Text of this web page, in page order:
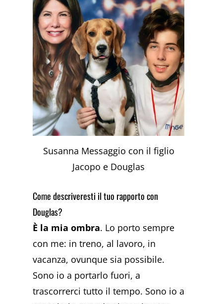
Susanna Messaggio con il figlio
Jacopo e Douglas
Come descriveresti il tuo rapporto con
Douglas?
È la mia ombra. Lo porto sempre
con me: in treno, al lavoro, in
vacanza, ovunque sia possibile.
Sono io a portarlo fuori, a
trascorrerci tutto il tempo. Sono io a